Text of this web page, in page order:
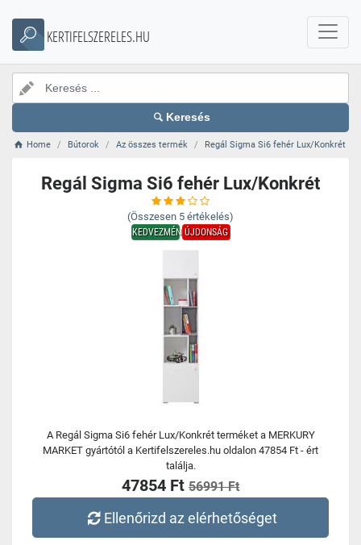
KERTIFELSZERELES.HU
Keresés
Home Bútorok Az összes termék Regál Sigma Si6 fehér Lux/Konkrét
Regál Sigma Si6 fehér Lux/Konkrét
(Összesen 5 értékelés)
KEDVEZMÉNYÚJDONSÁG
A Regál Sigma Si6 fehér Lux/Konkrét terméket a MERKURY
MARKET gyártótól a Kertifelszereles.hu oldalon 47854 Ft - ért
találja.
47854 Ft 56991 Ft
Ellenőrizd az elérhetőséget